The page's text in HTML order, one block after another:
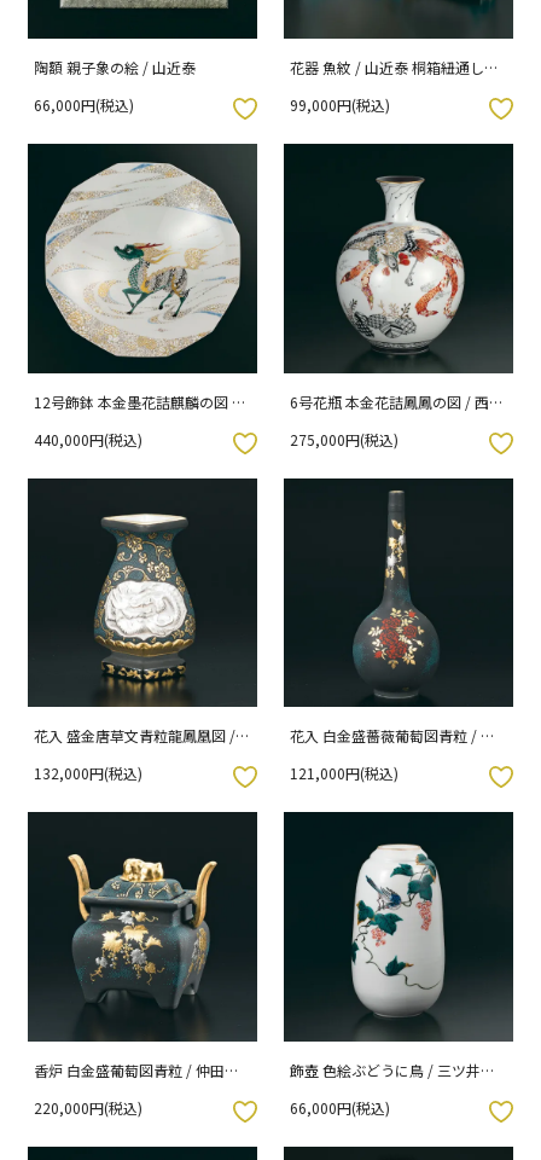
陶額 親子象の絵 / 山近泰
66,000円(税込)
花器 魚紋 / 山近泰 桐箱紐通し入
99,000円(税込)
お気に入りボタン
12号飾鉢 本金墨花詰麒麟の図 /
440,000円(税込)
6号花瓶 本金花詰鳳鳳の図 / 西由
275,000円(税込)
お気に入りボタン
花入 盛金唐草文青粒龍鳳凰図 /
132,000円(税込)
花入 白金盛薔薇葡萄図青粒 / 仲
121,000円(税込)
お気に入りボタン
香炉 白金盛葡萄図青粒 / 仲田錦
220,000円(税込)
飾壺 色絵ぶどうに鳥 / 三ツ井為
66,000円(税込)
お気に入りボタン